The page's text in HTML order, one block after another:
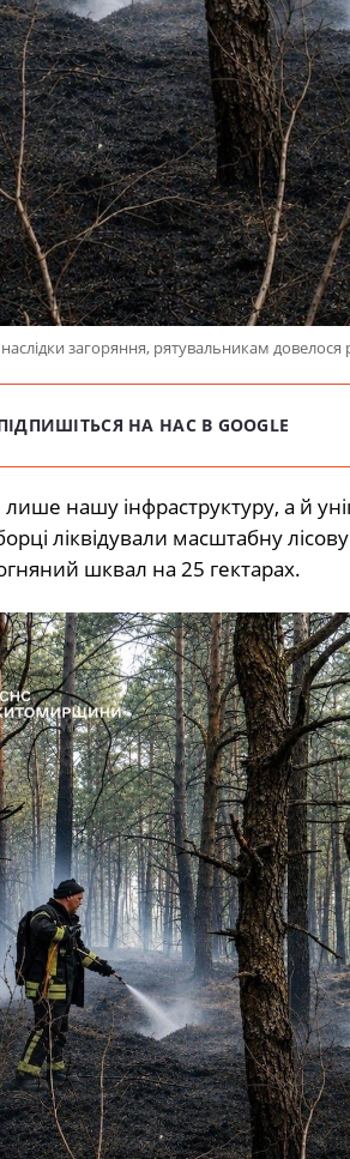
загоряння, рятувальникам
НА НАС В GOOGLE
нашу інфраструктуру, а й
ліквідували масштабну
шквал на 25 гектарах.